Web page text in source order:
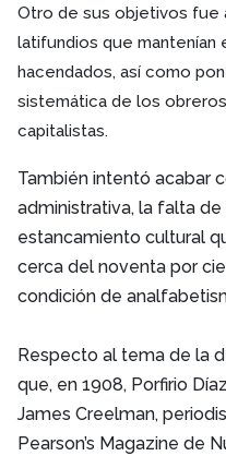
Otro de sus objetivos fue
latifundios que
hacendados, así como
sistemática de los
capitalistas.
También intentó acabar
administrativa, la falta
estancamiento cultural
cerca del noventa por
condición de
Respecto al tema de la
que, en 1908, Porfirio
James Creelman,
Pearson’s Magazine de